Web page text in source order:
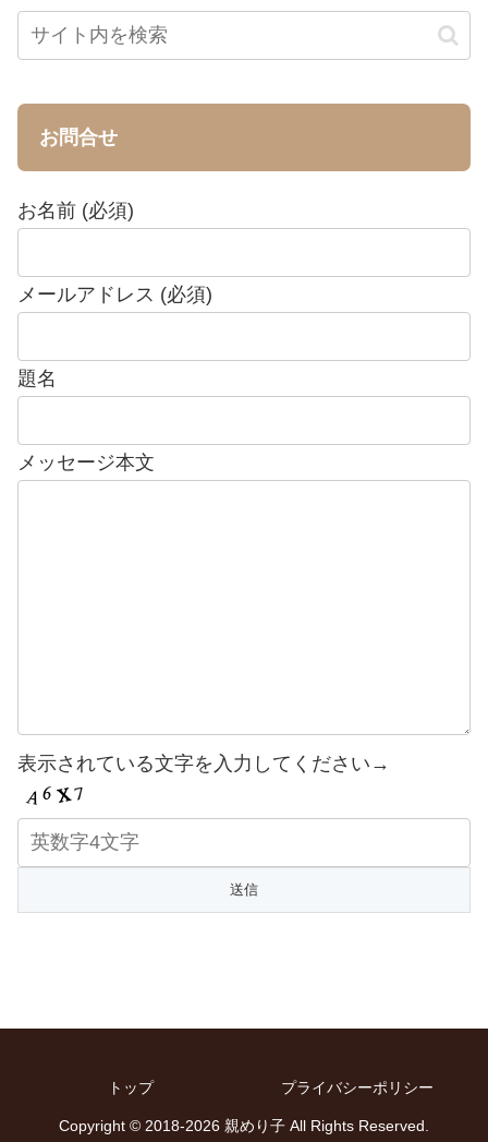
お問合せ
お名前 (必須)
メールアドレス (必須)
題名
メッセージ本文
表示されている文字を入力してください→
トップ プライバシーポリシー
Copyright © 2018-2026 親めり子 All Rights Reserved.